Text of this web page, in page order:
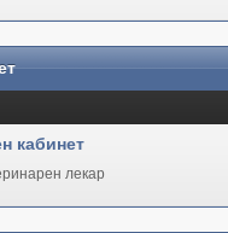
кабинет
лекар